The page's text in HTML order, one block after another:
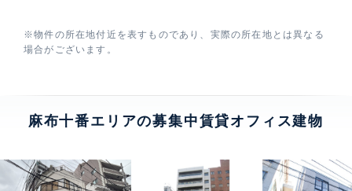
※物件の所在地付近を表すものであり、実際の所在地とは異なる
場合がございます。
麻布十番エリアの募集中賃貸オフィス建物